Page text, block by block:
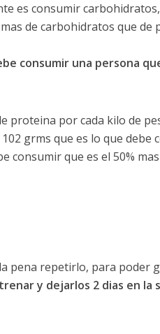
es consumir
de carbohidratos que de
consumir una persona
proteina por cada kilo de
grms que es lo que debe
consumir que es el 50%
pena repetirlo, para poder
y dejarlos 2 dias en la